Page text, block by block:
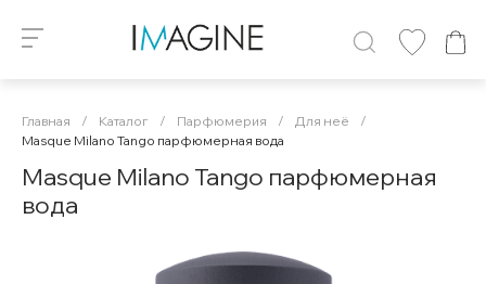
Главная / Каталог / Парфюмерия / Для неё
/
Masque Milano Tango парфюмерная вода
Masque Milano Tango парфюмерная
вода